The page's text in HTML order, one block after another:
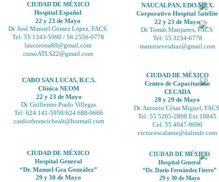
CIUDAD DE MÉXICO
Hospital Español
22 y 23 de Mayo
Dr. José Manuel Gómez López, FACS.
Tel: 55 1343-5990 / 56 2556-0778
laucorona80@gmail.com
cursoATLS22@gmail.com
CIUDAD DE MÉXICO
Centro de Capacitación
CECADA
28 y 29 de Mayo
Dr. Antonio César Miguel,
Tel: 55 5265-2800 Ext.10845
Cel. 55 4047-9696
victor.escalante@dalinde.com
CABO SAN LUCAS, B.C.S.
Clínica NEOM
22 y 23 de Mayo
Dr. Guillermo Prado Villegas
Tel: 624 141-5959/624 688-9666
cardiothoracichealt@hotmail.com
NAUCALPAN, EDO.MEX.
Corporativo Hospital Satélite
22 y 23 de Mayo
Dr. Tomás Manjarres, FACS.
Tel: 55 3234-6778
marunievesdiaz@gmail.com
CIUDAD DE MÉXICO
Hospital General
“Dr. Dario Fernández Fierro”
29 y 30 de Mayo
CIUDAD DE MÉXICO
Hospital General
“Dr. Manuel Gea González”
29 y 30 de Mayo